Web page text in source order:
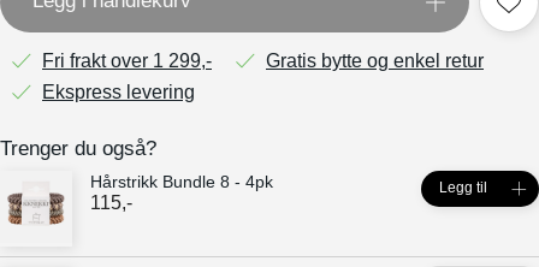
Fri frakt over 1 299,-
Gratis bytte og enkel retur
Ekspress levering
Trenger du også?
Hårstrikk Bundle 8 - 4pk
115,-
Legg til